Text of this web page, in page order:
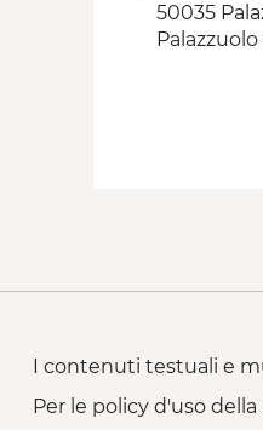
50035
I contenuti testuali e
Per le policy d'uso